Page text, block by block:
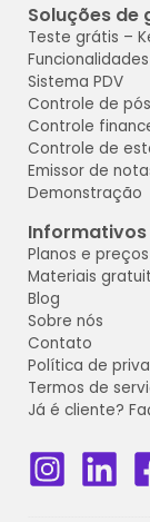
Soluções de
Teste grátis –
Funcionalidades
Sistema PDV
Controle de
Controle
Controle de
Emissor de
Demonstração
Informativos
Planos e preços
Materiais
Blog
Sobre nós
Contato
Política de
Termos de
Já é cliente?